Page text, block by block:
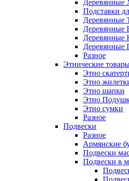
Деревянные
Подставки
Деревянные
Деревянные
Деревянные
Деревянные
Разное
Этнические
Этно
Этно
Этно шапки
Этно
Этно сумки
Разное
Подвески
Разное
Армянские
Подвески
Подвески в